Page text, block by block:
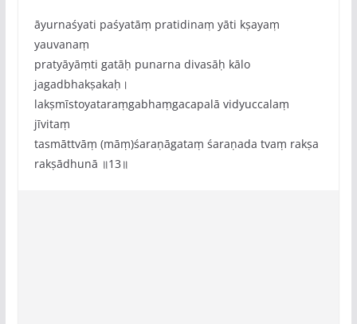
āyurnaśyati paśyatāṃ pratidinaṃ yāti kṣayaṃ
yauvanaṃ
pratyāyāṃti gatāḥ punarna divasāḥ kālo
jagadbhakṣakaḥ।
lakṣmīstoyataraṃgabhaṃgacapalā vidyuccalaṃ
jīvitaṃ
tasmāttvāṃ (māṃ)śaraṇāgataṃ śaraṇada tvaṃ rakṣa
rakṣādhunā ॥13॥